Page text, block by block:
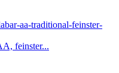
feinster...